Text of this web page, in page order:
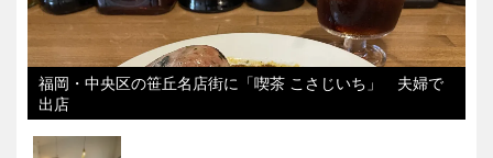
福岡・中央区の笹丘名店街に「喫茶 こさじいち」 夫婦で
出店